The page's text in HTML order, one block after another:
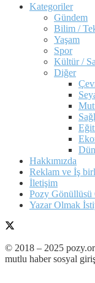
Kategoriler
Gündem
Bilim /
Yaşam
Spor
Kültür /
Diğer
Hakkımızda
Reklam ve İş
İletişim
Pozy Gönüllüsü
Yazar Olmak
© 2018 – 2025
mutlu haber sosyal